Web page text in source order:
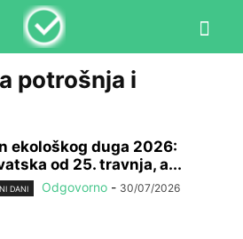
potrošnja i
ekološkog duga 2026:
od 25. travnja, a...
DANI Odgovorno - 30/07/2026